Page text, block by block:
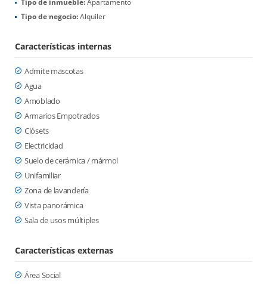
Tipo de inmueble:Apartamento
Tipo de negocio:Alquiler
Características internas
Admite mascotas
Agua
Amoblado
Armarios Empotrados
Clósets
Electricidad
Suelo de cerámica / mármol
Unifamiliar
Zona de lavandería
Vista panorámica
Sala de usos múltiples
Características externas
Área Social